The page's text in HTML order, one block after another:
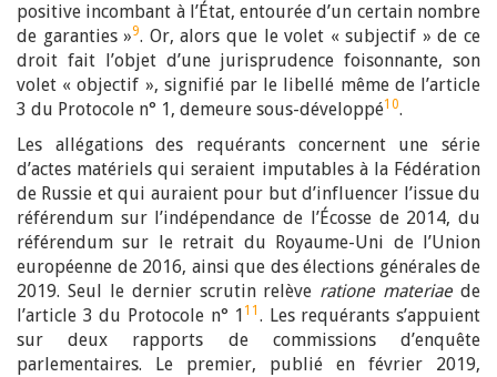
positive incombant à l’État, entourée d’un certain nombre
de garanties »9. Or, alors que le volet « subjectif » de ce
droit fait l’objet d’une jurisprudence foisonnante, son
volet « objectif », signifié par le libellé même de l’article
3 du Protocole n° 1, demeure sous-développé10.
Les allégations des requérants concernent une série
d’actes matériels qui seraient imputables à la Fédération
de Russie et qui auraient pour but d’influencer l’issue du
référendum sur l’indépendance de l’Écosse de 2014, du
référendum sur le retrait du Royaume-Uni de l’Union
européenne de 2016, ainsi que des élections générales de
2019. Seul le dernier scrutin relève ratione materiaede
l’article 3 du Protocole n° 1 11 . Les requérants s’appuient
sur deux rapports de commissions d’enquête
parlementaires. Le premier, publié en février 2019,